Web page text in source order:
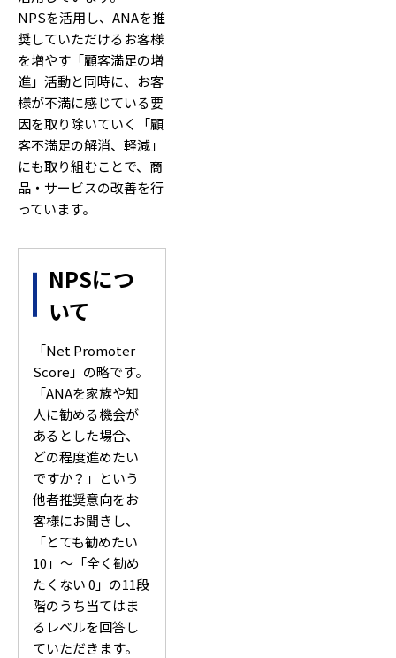
NPSを活用し、ANAを推
奨していただけるお客様
を増やす「顧客満⾜の増
進」活動と同時に、お客
様が不満に感じている要
因を取り除いていく「顧
客不満⾜の解消、軽減」
にも取り組むことで、商
品・サービスの改善を行
っています。
NPSにつ
いて
「Net Promoter
Score」の略です。
「ANAを家族や知
人に勧める機会が
あるとした場合、
どの程度進めたい
ですか？」という
他者推奨意向をお
客様にお聞きし、
「とても勧めたい
10」～「全く勧め
たくない 0」の11段
階のうち当てはま
るレベルを回答し
ていただきます。